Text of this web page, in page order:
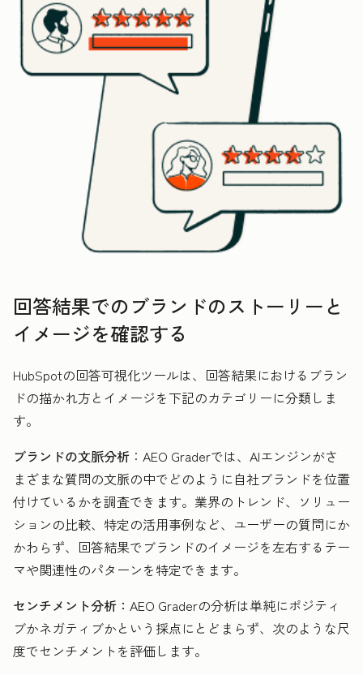
回答結果でのブランドのストーリーと
イメージを確認する
HubSpotの回答可視化ツールは、回答結果におけるブラン
ドの描かれ方とイメージを下記のカテゴリーに分類しま
す。
ブランドの文脈分析 ：AEO Graderでは、AIエンジンがさ
まざまな質問の文脈の中でどのように自社ブランドを位置
付けているかを調査できます。業界のトレンド、ソリュー
ションの比較、特定の活用事例など、ユーザーの質問にか
かわらず、回答結果でブランドのイメージを左右するテー
マや関連性のパターンを特定できます。
センチメント分析： AEO Graderの分析は単純にポジティ
ブかネガティブかという採点にとどまらず、次のような尺
度でセンチメントを評価します。